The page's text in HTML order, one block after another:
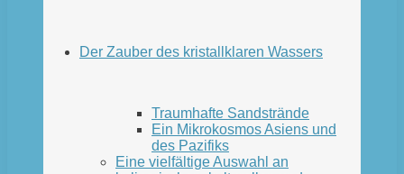
Der Zauber des kristallklaren Wassers
Traumhafte Sandstrände
Ein Mikrokosmos Asiens und
des Pazifiks
Eine vielfältige Auswahl an